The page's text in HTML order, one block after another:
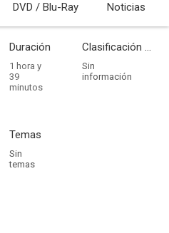
DVD / Blu-Ray Noticias
Duración
1 hora y
39
minutos
Clasificación por edades
Sin
información
Temas
Sin
temas